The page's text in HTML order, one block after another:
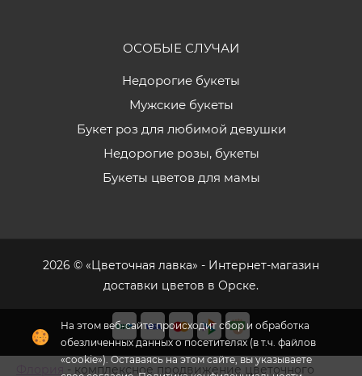
На этом веб-сайте происходит сбор и обработка
обезличенных данных о посетителях (в т.ч. файлов
«cookie»). Оставаясь на этом сайте, вы указываете
ОСОБЫЕ СЛУЧАИ
Недорогие букеты
Мужские букеты
Букет роз для любимой девушки
Недорогие розы, букеты
Букеты цветов для мамы
2026 © «Цветочная лавка» - Интернет-магазин
доставки цветов в Орске.
- комплексное продвижение цветочного